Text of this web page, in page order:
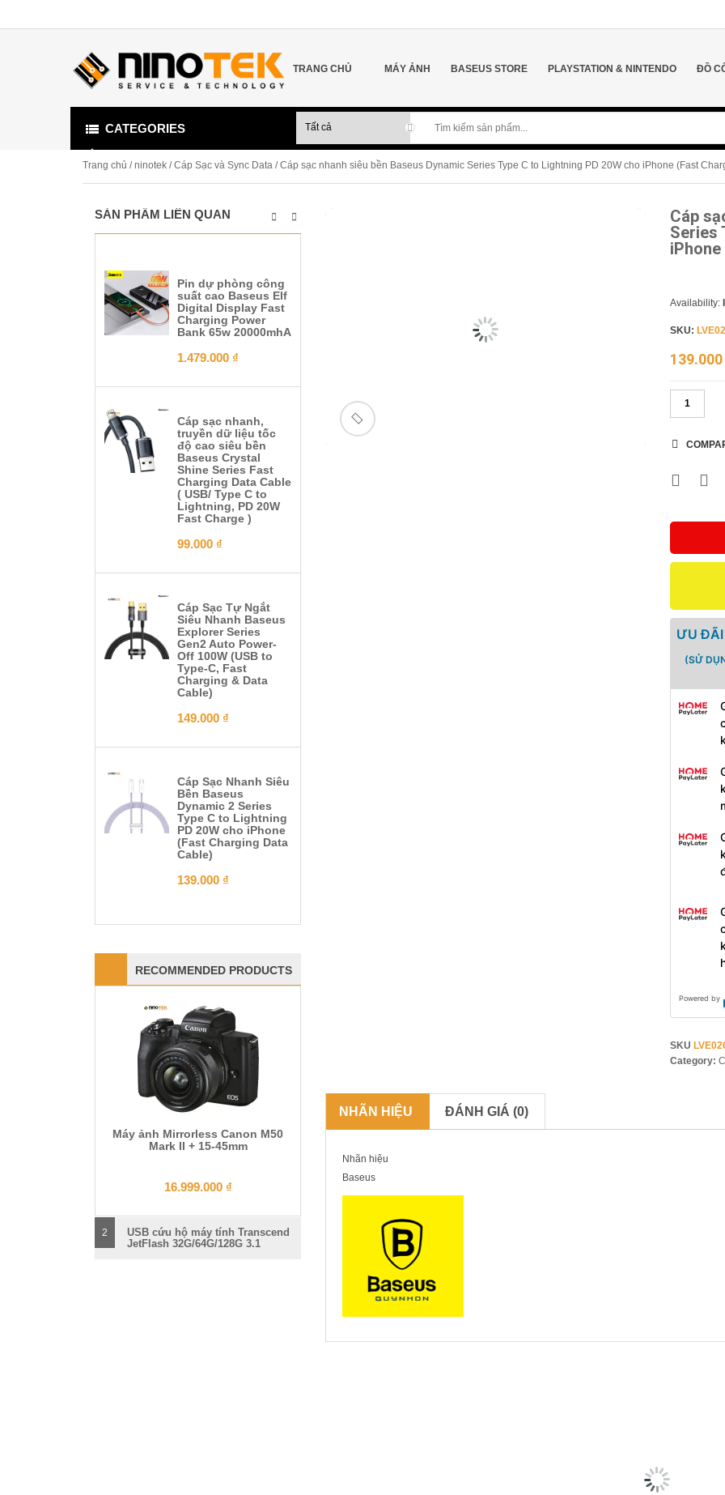
TRANG CHỦ MÁY ẢNH BASEUS STORE PLAYSTATION & NINTENDO ĐỒ
CATEGORIES
Trang chủ /ninotek /Cáp Sạc và Sync Data / Cáp sạc nhanh siêu bền Baseus Dynamic Series Type C to Lightning PD 20W cho iPhone (Fast
SẢN PHẨM LIÊN QUAN
Pin dự phòng công
suất cao Baseus Elf
Digital Display Fast
Charging Power
Bank 65w 20000mhA
1.479.000 ₫
Cáp sạc nhanh,
truyền dữ liệu tốc
độ cao siêu bền
Baseus Crystal
Shine Series Fast
Charging Data Cable
( USB/ Type C to
Lightning, PD 20W
Fast Charge )
99.000 ₫
Cáp Sạc Tự Ngắt
Siêu Nhanh Baseus
Explorer Series
Gen2 Auto Power-
Off 100W (USB to
Type-C, Fast
Charging & Data
Cable)
149.000 ₫
Cáp Sạc Nhanh Siêu
Bền Baseus
Dynamic 2 Series
Type C to Lightning
PD 20W cho iPhone
(Fast Charging Data
Cable)
139.000 ₫
RECOMMENDED PRODUCTS
Máy ảnh Mirrorless Canon M50
Mark II + 15-45mm
16.999.000 ₫
2
USB cứu hộ máy tính Transcend
JetFlash 32G/64G/128G 3.1
🔍
Cáp
Series
Availability:
SKU:
139.000
ƯU ĐÃI
(SỬ
Powered by
SKU
Category:
NHÃN HIỆU ĐÁNH GIÁ (0)
Nhãn hiệu
Baseus